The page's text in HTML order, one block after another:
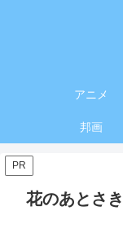
アニメ
邦画
PR
花のあとさ